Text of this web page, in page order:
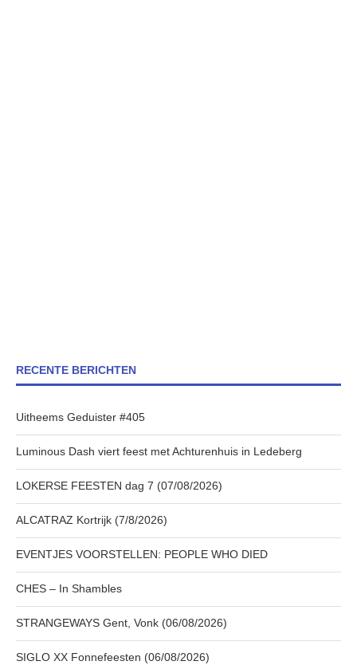
RECENTE BERICHTEN
Uitheems Geduister #405
Luminous Dash viert feest met Achturenhuis in Ledeberg
LOKERSE FEESTEN dag 7 (07/08/2026)
ALCATRAZ Kortrijk (7/8/2026)
EVENTJES VOORSTELLEN: PEOPLE WHO DIED
CHES – In Shambles
STRANGEWAYS Gent, Vonk (06/08/2026)
SIGLO XX Fonnefeesten (06/08/2026)